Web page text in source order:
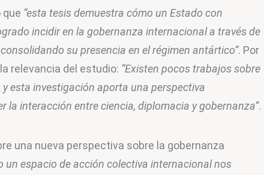
que “esta tesis demuestra cómo un Estado con
incidir en la gobernanza internacional a través de
su presencia en el régimen antártico”. Por
relevancia del estudio: “Existen pocos trabajos sobre
esta investigación aporta una perspectiva
la interacción entre ciencia, diplomacia y gobernanza”.
una nueva perspectiva sobre la gobernanza
un espacio de acción colectiva internacional nos